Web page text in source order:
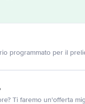
programmato per il
Ti faremo un'offerta